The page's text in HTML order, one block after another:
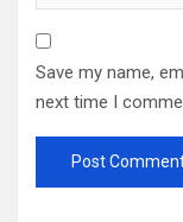
Save my name,
next time I